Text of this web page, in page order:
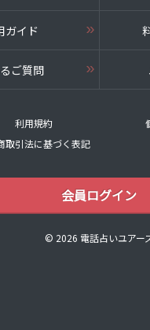
ガイド
ご質問
利用規約
取引法に基づく表記
会員ログイン
© 2026 電話占いユアー